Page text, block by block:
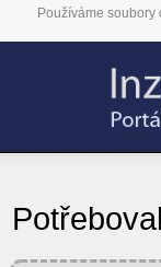
Používáme